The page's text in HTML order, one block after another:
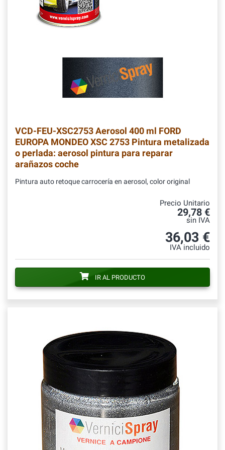
VCD-FEU-XSC2753Aerosol 400 ml FORD
EUROPA MONDEO XSC 2753 Pintura metalizada
o perlada: aerosol pintura para reparar
arañazos coche
Pintura auto retoque carrocería en aerosol, color original
Precio Unitario
29,78 €
sin IVA
36,03 €
IVA incluido
IR AL PRODUCTO